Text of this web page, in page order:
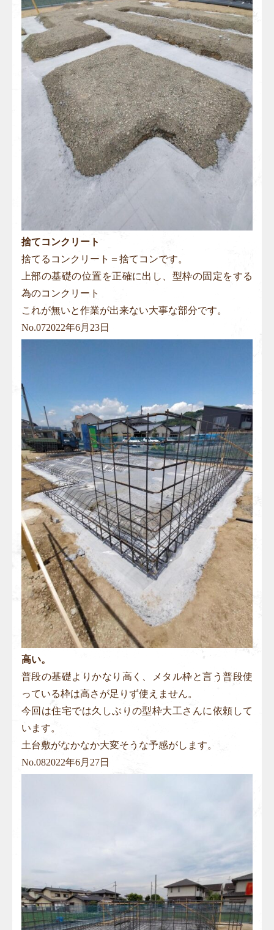
捨てコンクリート
捨てるコンクリート＝捨てコンです。
上部の基礎の位置を正確に出し、型枠の固定をする
為のコンクリート
これが無いと作業が出来ない大事な部分です。
No.072022年6月23日
高い。
普段の基礎よりかなり高く、メタル枠と言う普段使
っている枠は高さが足りず使えません。
今回は住宅では久しぶりの型枠大工さんに依頼して
います。
土台敷がなかなか大変そうな予感がします。
No.082022年6月27日